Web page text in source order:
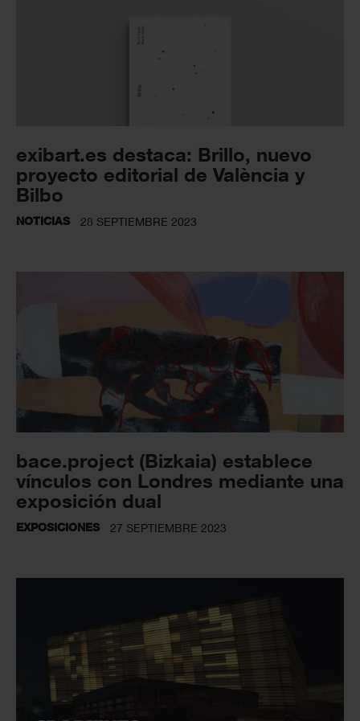
exibart.es destaca: Brillo, nuevo
proyecto editorial de València y
Bilbo
NOTICIAS 28 SEPTIEMBRE 2023
bace.project (Bizkaia) establece
vínculos con Londres mediante una
exposición dual
EXPOSICIONES 27 SEPTIEMBRE 2023